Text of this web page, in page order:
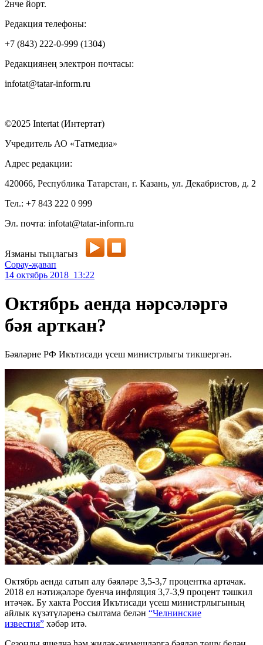
2нче йорт.
Редакция телефоны:
+7 (843) 222-0-999 (1304)
Редакциянең электрон почтасы:
infotat@tatar-inform.ru
©2025 Intertat (Интертат)
Учредитель АО «Татмедиа»
Адрес редакции:
420066, Республика Татарстан, г. Казань, ул. Декабристов, д. 2
Тел.: +7 843 222 0 999
Эл. почта: infotat@tatar-inform.ru
Язманы тыңлагыз
Сорау-җавап
14 октябрь 2018 13:22
Октябрь аенда нәрсәләргә
бәя арткан?
Бәяләрне РФ Икътисади үсеш министрлыгы тикшергән.
Октябрь аенда сатып алу бәяләре 3,5-3,7 процентка артачак.
2018 ел нәтиҗәләре буенча инфляция 3,7-3,9 процент тәшкил
итәчәк. Бу хакта Россия Икътисади үсеш министрлыгының
айлык күзәтүләренә сылтама белән “Челнинские
известия” хәбәр итә.